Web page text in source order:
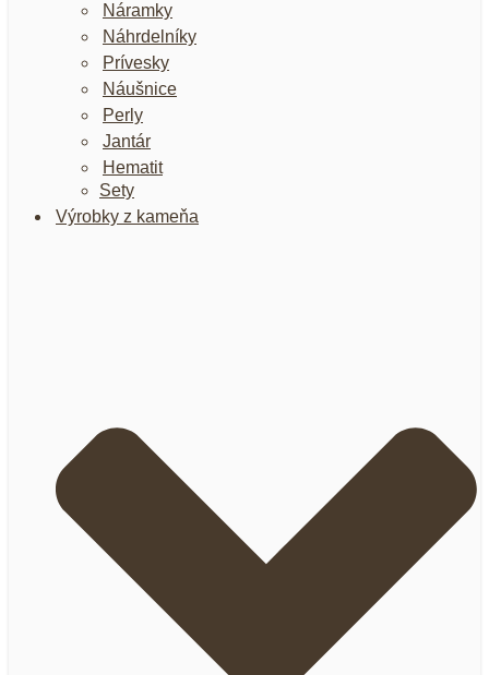
Náramky
Náhrdelníky
Prívesky
Náušnice
Perly
Jantár
Hematit
Sety
Výrobky z kameňa